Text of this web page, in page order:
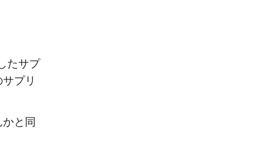
たサプ
プリ
と同